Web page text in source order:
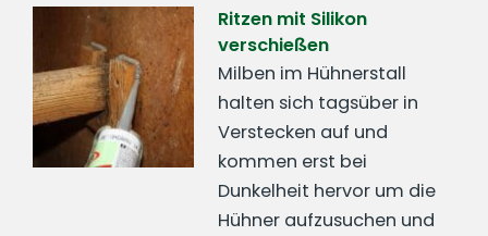
Ritzen mit Silikon
verschießen
Milben im Hühnerstall
halten sich tagsüber in
Verstecken auf und
kommen erst bei
Dunkelheit hervor um die
Hühner aufzusuchen und